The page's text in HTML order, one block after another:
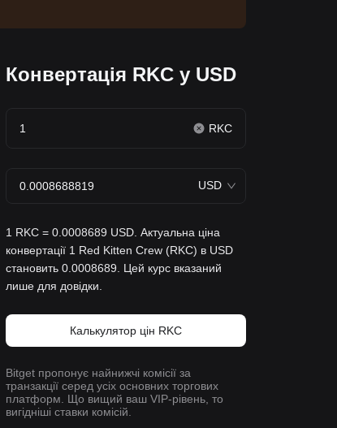
Конвертація RKC у USD
RKC
USD
1 RKC = 0.0008689 USD. Актуальна ціна
конвертації 1 Red Kitten Crew (RKC) в USD
становить 0.0008689. Цей курс вказаний
лише для довідки.
Калькулятор цін RKC
Bitget пропонує найнижчі комісії за
транзакції серед усіх основних торгових
платформ. Що вищий ваш VIP-рівень, то
вигідніші ставки комісій.